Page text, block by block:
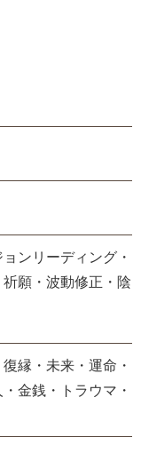
ンリーディング・
願・波動修正・陰
縁・未来・運命・
金銭・トラウマ・